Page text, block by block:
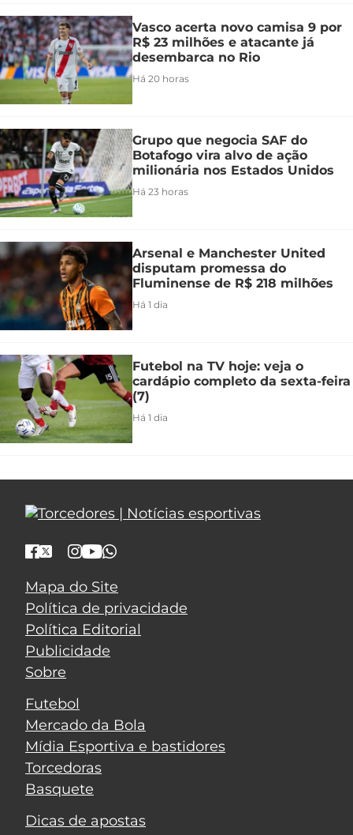
Vasco acerta novo camisa 9 por
R$ 23 milhões e atacante já
desembarca no Rio
Há 20 horas
Grupo que negocia SAF do
Botafogo vira alvo de ação
milionária nos Estados Unidos
Há 23 horas
Arsenal e Manchester United
disputam promessa do
Fluminense de R$ 218 milhões
Há 1 dia
Futebol na TV hoje: veja o
cardápio completo da sexta-feira
(7)
Há 1 dia
Mapa do Site
Política de privacidade
Política Editorial
Publicidade
Sobre
Futebol
Mercado da Bola
Mídia Esportiva e bastidores
Torcedoras
Basquete
Dicas de apostas